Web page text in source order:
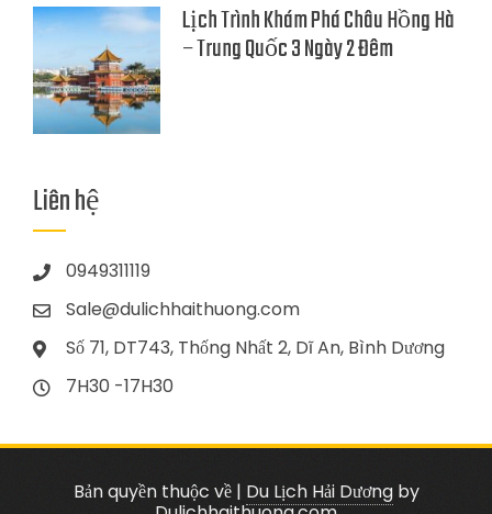
Lịch Trình Khám Phá Châu Hồng Hà
– Trung Quốc 3 Ngày 2 Đêm
Liên hệ
0949311119
Sale@dulichhaithuong.com
Số 71, DT743, Thống Nhất 2, Dĩ An, Bình Dương
7H30 -17H30
Bản quyền thuộc về| Du Lịch Hải Dươngby